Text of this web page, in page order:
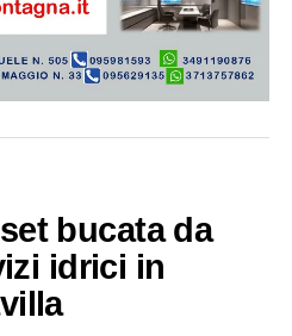
bucata da
idrici in